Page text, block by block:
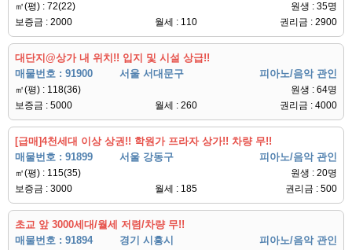
㎡(평) : 72(22)
원생 : 35명
보증금 : 2000
월세 : 110 권리금 : 2900
대단지@상가 내 위치!! 입지 및 시설 상급!!
매물번호 : 91900
서울 서대문구 피아노/음악 관인
㎡(평) : 118(36)
원생 : 64명
보증금 : 5000
월세 : 260 권리금 : 4000
[급매]4천세대 이상 상권!! 학원가 프라자 상가!! 차량 무!!
매물번호 : 91899
서울 강동구 피아노/음악 관인
㎡(평) : 115(35)
원생 : 20명
보증금 : 3000
월세 : 185 권리금 : 500
초교 앞 3000세대/월세 저렴/차량 무!!
매물번호 : 91894
경기 시흥시 피아노/음악 관인